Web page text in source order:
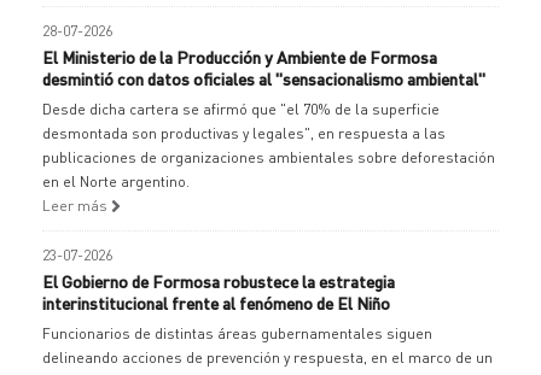
28-07-2026
El Ministerio de la Producción y Ambiente de Formosa
desmintió con datos oficiales al "sensacionalismo ambiental"
Desde dicha cartera se afirmó que "el 70% de la superficie
desmontada son productivas y legales", en respuesta a las
publicaciones de organizaciones ambientales sobre deforestación
en el Norte argentino.
Leer más
23-07-2026
El Gobierno de Formosa robustece la estrategia
interinstitucional frente al fenómeno de El Niño
Funcionarios de distintas áreas gubernamentales siguen
delineando acciones de prevención y respuesta, en el marco de un